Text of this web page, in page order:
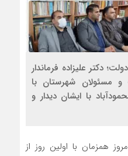
دکتر علیزاده فرماندار
و مسئولان شهرستان با
با ایشان دیدار و
همزمان با اولین روز از